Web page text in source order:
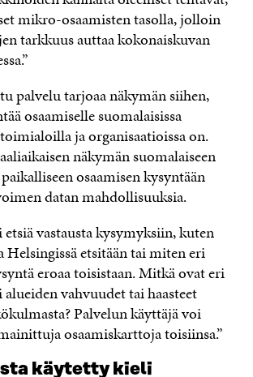
mikro-osaamisten tasolla, jolloin
tarkkuus auttaa kokonaiskuvan
palvelu tarjoaa näkymän siihen,
osaamiselle suomalaisissa
ja organisaatioissa on.
näkymän suomalaiseen
osaamisen kysyntään
datan mahdollisuuksia.
vastausta kysymyksiin, kuten
Helsingissä etsitään tai miten eri
eroaa toisistaan. Mitkä ovat eri
vahvuudet tai haasteet
Palvelun käyttäjä voi
osaamiskarttoja toisiinsa.”
käytetty kieli